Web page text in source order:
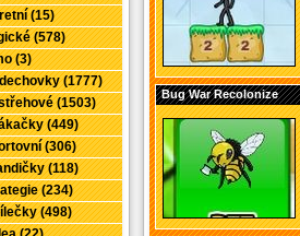
(15)
(578)
(3)
(1777)
(1503)
(449)
(306)
(118)
(234)
(498)
Bug War Recolonize